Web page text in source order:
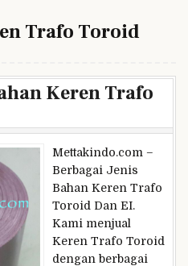
Trafo Toroid
Keren Trafo
Mettakindo.com –
Berbagai Jenis
Bahan Keren Trafo
Toroid Dan EI.
Kami menjual
Keren Trafo Toroid
dengan berbagai